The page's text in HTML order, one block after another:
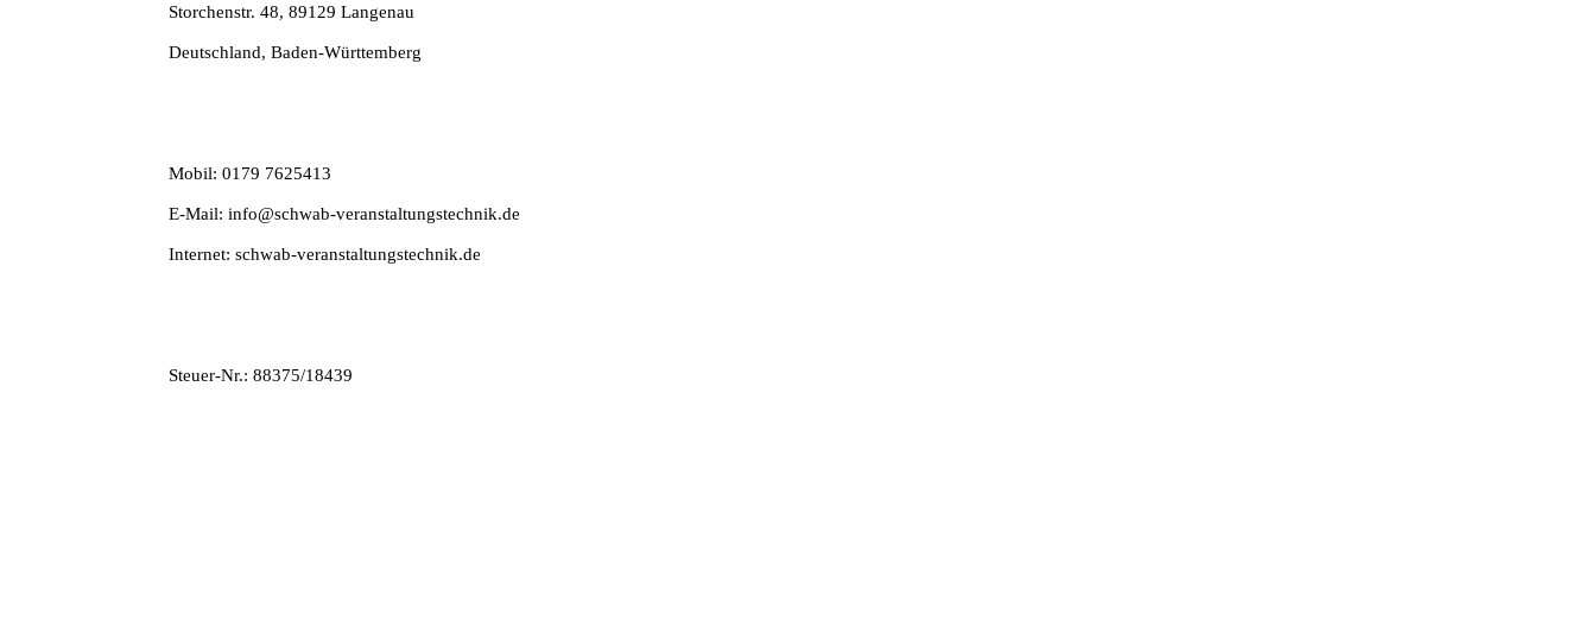
Storchenstr. 48, 89129 Langenau
Deutschland, Baden-Württemberg
Mobil: 0179 7625413
E-Mail: info@schwab-veranstaltungstechnik.de
Internet: schwab-veranstaltungstechnik.de
Steuer-Nr.: 88375/18439